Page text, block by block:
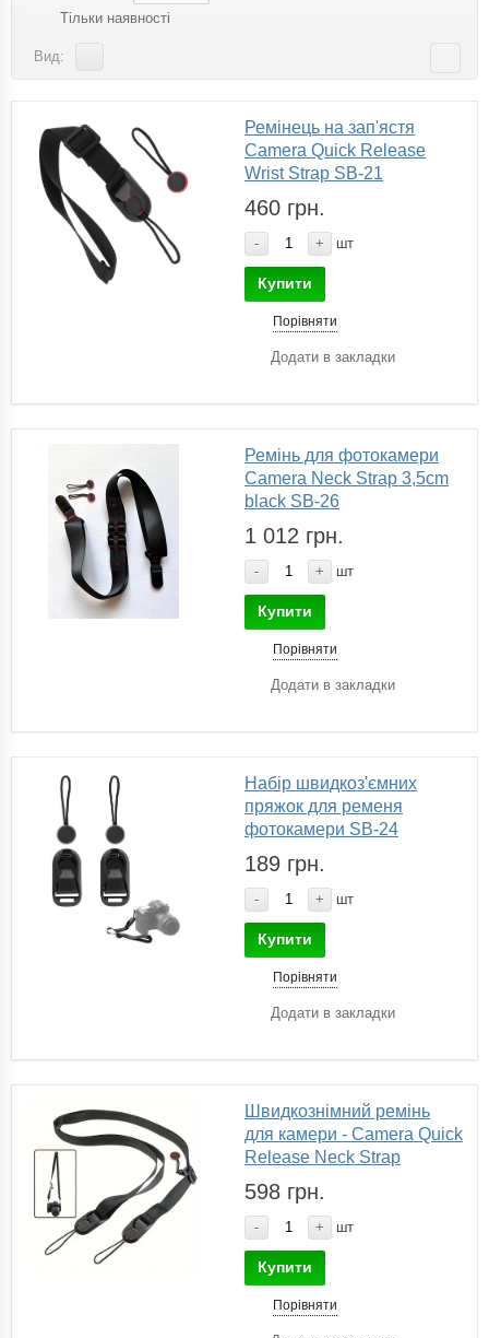
Тільки наявності
Вид:
Ремінець на зап'ястя
Camera Quick Release
Wrist Strap SB-21
460 грн.
- + шт
Купити
Порівняти
Додати в закладки
Ремінь для фотокамери
Camera Neck Strap 3,5cm
black SB-26
1 012 грн.
- + шт
Купити
Порівняти
Додати в закладки
Набір швидкоз'ємних
пряжок для ременя
фотокамери SB-24
189 грн.
- + шт
Купити
Порівняти
Додати в закладки
Швидкознімний ремінь
для камери - Camera Quick
Release Neck Strap
598 грн.
- + шт
Купити
Порівняти